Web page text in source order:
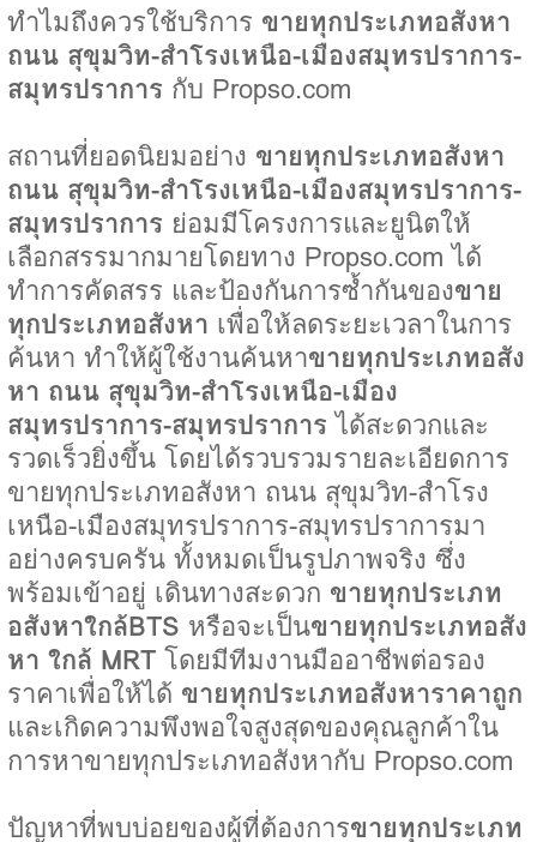
ทำไมถึงควรใช้บริการ ขายทุกประเภทอสังหา
ถนน สุขุมวิท-สำโรงเหนือ-เมืองสมุทรปราการ-
สมุทรปราการ กับ Propso.com
สถานที่ยอดนิยมอย่าง ขายทุกประเภทอสังหา
ถนน สุขุมวิท-สำโรงเหนือ-เมืองสมุทรปราการ-
สมุทรปราการ ย่อมมีโครงการและยูนิตให้
เลือกสรรมากมายโดยทาง Propso.com ได้
ทำการคัดสรร และป้องกันการซ้ำกันของขาย
ทุกประเภทอสังหา เพื่อให้ลดระยะเวลาในการ
ค้นหา ทำให้ผู้ใช้งานค้นหาขายทุกประเภทอสัง
หา ถนน สุขุมวิท-สำโรงเหนือ-เมือง
สมุทรปราการ-สมุทรปราการได้สะดวกและ
รวดเร็วยิ่งขึ้น โดยได้รวบรวมรายละเอียดการ
ขายทุกประเภทอสังหา ถนน สุขุมวิท-สำโรง
เหนือ-เมืองสมุทรปราการ-สมุทรปราการมา
อย่างครบครัน ทั้งหมดเป็นรูปภาพจริง ซึ่ง
พร้อมเข้าอยู่ เดินทางสะดวก ขายทุกประเภท
อสังหาใกล้BTS หรือจะเป็นขายทุกประเภทอสัง
หา ใกล้ MRT โดยมีทีมงานมืออาชีพต่อรอง
ราคาเพื่อให้ได้ ขายทุกประเภทอสังหาราคาถูก
และเกิดความพึงพอใจสูงสุดของคุณลูกค้าใน
การหาขายทุกประเภทอสังหากับ Propso.com
ปัญหาที่พบบ่อยของผู้ที่ต้องการขายทุกประเภท